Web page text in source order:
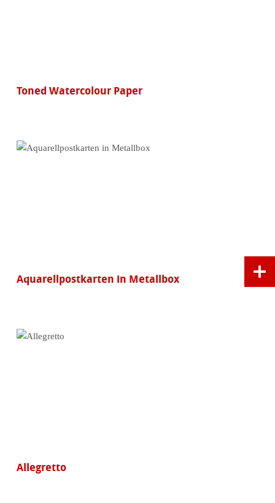
Toned Watercolour Paper
Aquarellpostkarten in Metallbox
Allegretto